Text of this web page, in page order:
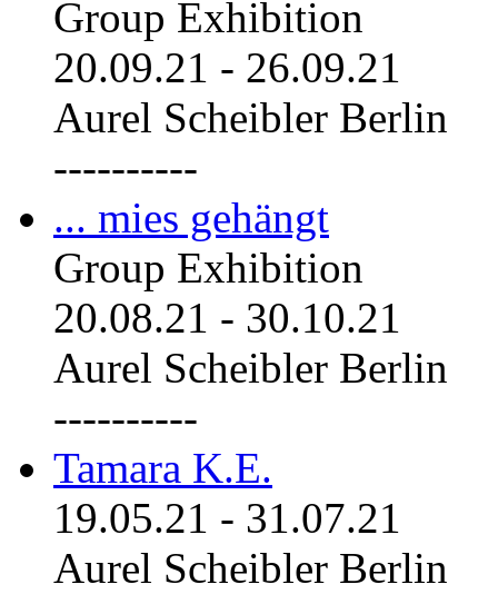
Group Exhibition
20.09.21 - 26.09.21
Aurel Scheibler Berlin
----------
... mies gehängt
Group Exhibition
20.08.21 - 30.10.21
Aurel Scheibler Berlin
----------
Tamara K.E.
19.05.21 - 31.07.21
Aurel Scheibler Berlin